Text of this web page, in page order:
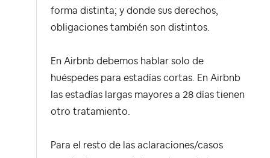
forma distinta; y donde sus derechos,
obligaciones también son distintos.
En Airbnb debemos hablar solo de
huéspedes para estadías cortas. En Airbnb
las estadías largas mayores a 28 días tienen
otro tratamiento.
Para el resto de las aclaraciones/casos